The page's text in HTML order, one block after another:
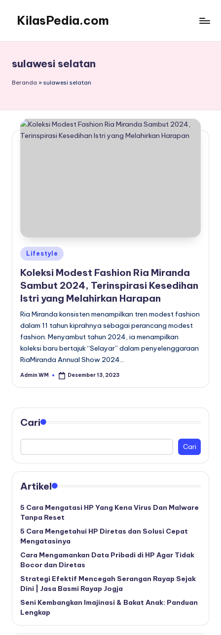
content
KilasPedia.com
Terdepan
sulawesi selatan
Beranda » sulawesi selatan
Posted
in
Lifestyle
Koleksi Modest Fashion Ria Miranda
Sambut 2024, Terinspirasi Kesedihan
Istri yang Melahirkan Harapan
Ria Miranda konsisten menampilkan tren modest fashion
dalam 11 tahun kiprahnya sebagai perancang modest
fashion. Menyambut tahun 2024, ia menampilkan
koleksi baru bertajuk “Selayar” dalam penyelenggaraan
RiaMiranda Annual Show 2024…
Posted
Admin WM Desember 13, 2023
Cari
Cari
Artikel
5 Cara Mengatasi HP Yang Kena Virus Dan Malware
Tanpa Reset
5 Cara Mengetahui HP Diretas dan Solusi Cepat
Mengatasinya
Cara Mengamankan Data Pribadi di HP Agar Tidak
Bocor dan Diretas
Strategi Efektif Mencegah Serangan Rayap Sejak
Dini | Jasa Basmi Rayap Jogja
Seni Kembangkan Imajinasi & Bakat Anak: Panduan
Lengkap